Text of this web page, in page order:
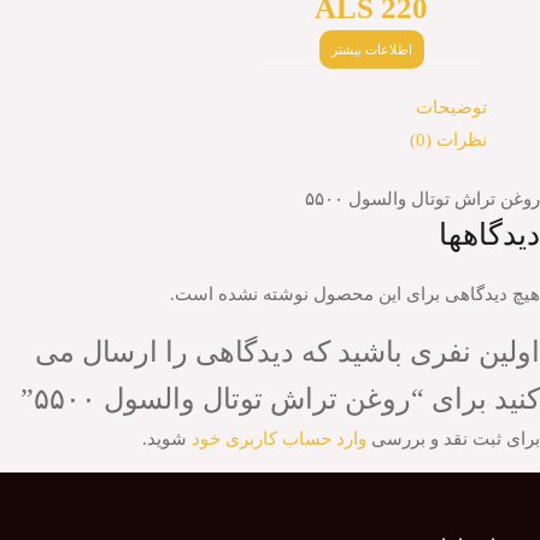
ALS 220
اطلاعات بیشتر
توضیحات
نظرات (0)
روغن تراش توتال والسول ۵۵۰۰
دیدگاهها
هیچ دیدگاهی برای این محصول نوشته نشده است.
اولین نفری باشید که دیدگاهی را ارسال می
کنید برای “روغن تراش توتال والسول ۵۵۰۰”
برای ثبت نقد و بررسی وارد حساب کاربری خود شوید.